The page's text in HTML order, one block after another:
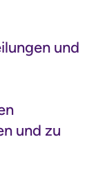
und
und zu